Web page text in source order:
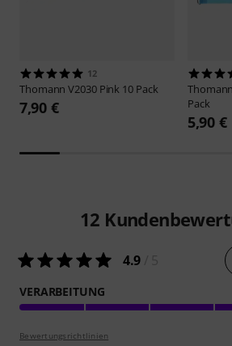
12
ThomannV2030 Pink 10 Pack
7,90 €
Pack
5,90 €
12
4.9
VERARBEITUNG
Bewertungsrichtlinien